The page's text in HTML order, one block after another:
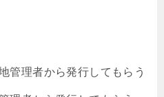
管理者から発行してもらう